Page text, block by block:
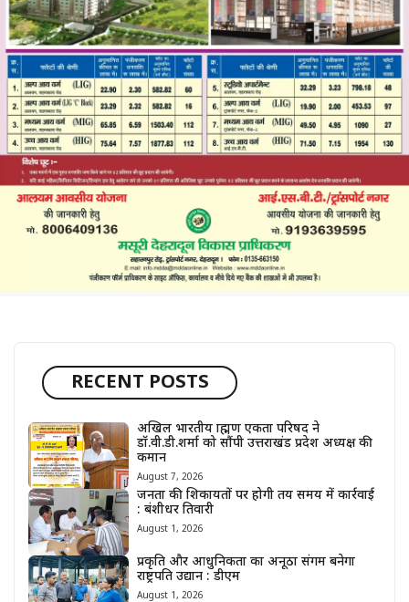
RECENT POSTS
अखिल भारतीय ब्राह्मण एकता परिषद ने
डॉ.वी.डी.शर्मा को सौंपी उत्तराखंड प्रदेश अध्यक्ष की
कमान
August 7, 2026
जनता की शिकायतों पर होगी तय समय में कार्रवाई
: बंशीधर तिवारी
August 1, 2026
प्रकृति और आधुनिकता का अनूठा संगम बनेगा
राष्ट्रपति उद्यान : डीएम
August 1, 2026